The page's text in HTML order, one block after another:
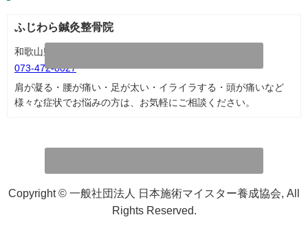
ふじわら鍼灸整骨院
和歌山県和歌山市加納201-16
073-472-8027
肩が凝る・腰が痛い・足が太い・イライラする・頭が痛いなど
様々な症状でお悩みの方は、お気軽にご相談ください。
Copyright © 一般社団法人 日本施術マイスター養成協会, All
Rights Reserved.